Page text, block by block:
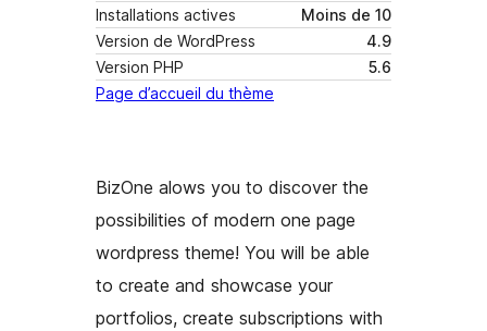
Installations actives
Moins de 10
Version de WordPress
4.9
Version PHP
5.6
Page d’accueil du thème
BizOne alows you to discover the
possibilities of modern one page
wordpress theme! You will be able
to create and showcase your
portfolios, create subscriptions with